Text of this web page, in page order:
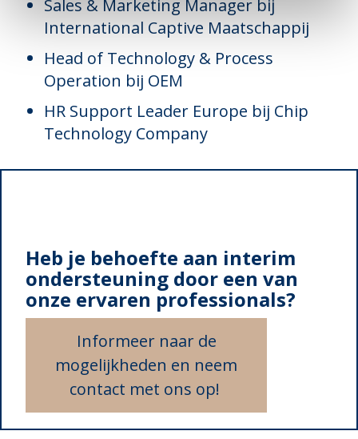
Sales & Marketing Manager bij
International Captive Maatschappij
Head of Technology & Process
Operation bij OEM
HR Support Leader Europe bij Chip
Technology Company
Heb je behoefte aan interim
ondersteuning door een van
onze ervaren professionals?
Informeer naar de
mogelijkheden en neem
contact met ons op!